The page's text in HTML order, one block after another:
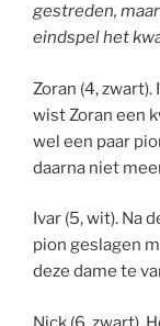
gestreden,
eindspel het
Zoran (4,
wist Zoran een
wel een paar
daarna niet
Ivar (5, wit). Na
pion geslagen
deze dame te